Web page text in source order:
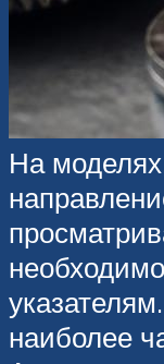
На
наиболее